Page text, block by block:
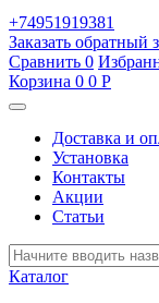
+74951919381
Заказать обратный
Сравнить 0
Корзина 0 0 Р
Доставка и
Установка
Контакты
Акции
Статьи
Каталог